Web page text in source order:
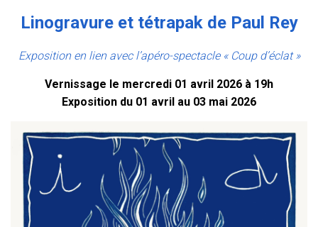
Linogravure et tétrapak de Paul Rey
Exposition en lien avec l’apéro-spectacle « Coup d’éclat »
Vernissage le mercredi 01 avril 2026 à 19h
Exposition du 01 avril au 03 mai 2026